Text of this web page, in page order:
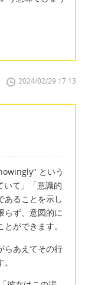
2024/02/29 17:13
という
て」「意識的
あることを示し
らず、意図的に
ができます。
らあえてその行